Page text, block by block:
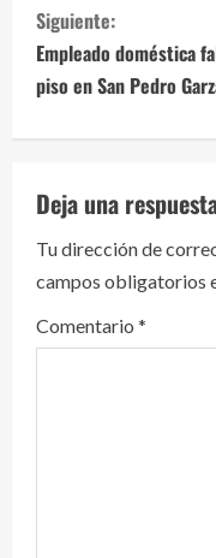
u
e
l
e
y
e
n
Siguiente:
Empleado doméstica
piso en San Pedro
Deja una
Tu dirección de
campos obligatorios
Comentario *